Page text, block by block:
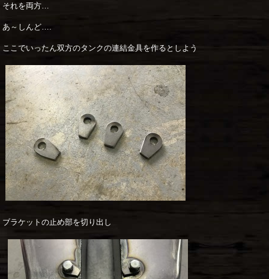
それを両方…
あ～しんど….
ここでいったん双方のタンクの連結金具を作るとしよう
ブラケットの止め部を切り出し